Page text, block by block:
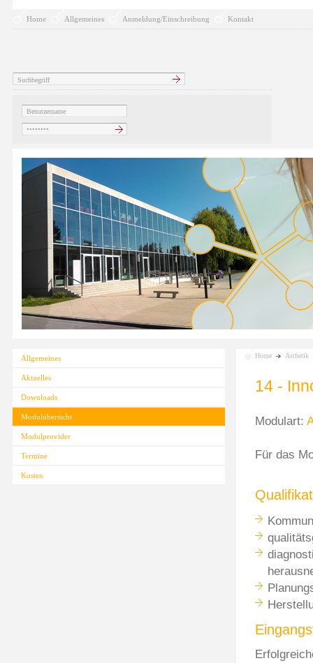
Home Allgemeines Anmeldung/Einschreibung Kontakt
Allgemeines
Aktuelles
Downloads
Modulübersicht
Modulprovider
Termine
Kosten
Home Ästhetik
14 -
Modulart:
Für das